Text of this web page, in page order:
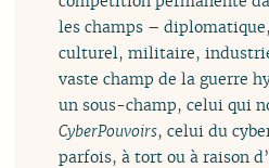
les champs –
culturel, militaire,
vaste champ de la guerre
un sous-champ, celui qui
CyberPouvoirs, celui du
parfois, à tort ou à raison